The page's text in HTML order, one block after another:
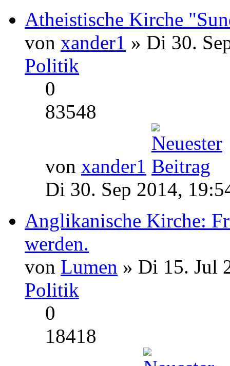
Atheistische Kirche
von xander1 » Di 30.
Politik
0
83548
von xander1
Di 30. Sep 2014,
Anglikanische Kirche:
werden.
von Lumen » Di 15. Jul
Politik
0
18418